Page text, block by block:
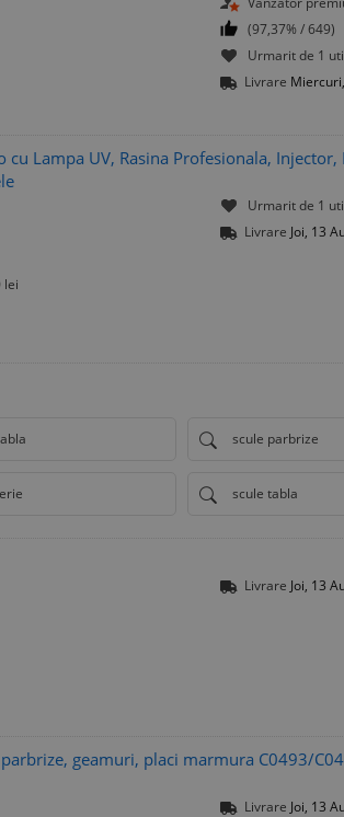
(97,37% / 649)
Urmarit de 1
Livrare
cu Lampa UV, Rasina Profesionala, Injector,
lei
Urmarit de 1
Livrare Joi, 13
scule parbrize
scule tabla
Livrare Joi, 13
geamuri, placi marmura C0493/
Livrare Joi, 13